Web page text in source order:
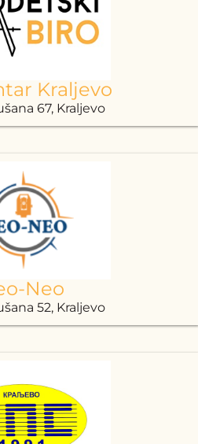
Kraljevo
67, Kraljevo
Neo
52, Kraljevo